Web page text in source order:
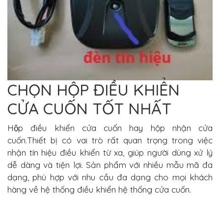
CHỌN HỘP ĐIỀU KHIỂN
CỬA CUỐN TỐT NHẤT
Hộp điều khiển cửa cuốn hay hộp nhận cửa
cuốn.Thiết bị có vai trò rất quan trọng trong việc
nhận tín hiệu điều khiển từ xa, giúp người dùng xử lý
dễ dàng và tiện lợi. Sản phẩm với nhiều mẫu mã đa
dạng, phù hợp với nhu cầu đa dạng cho mọi khách
hàng về hệ thống điều khiển hệ thống cửa cuốn.